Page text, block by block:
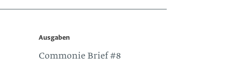
Ausgaben
Commonie Brief #8